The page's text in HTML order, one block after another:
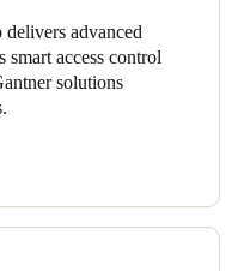
delivers advanced
smart access control
solutions